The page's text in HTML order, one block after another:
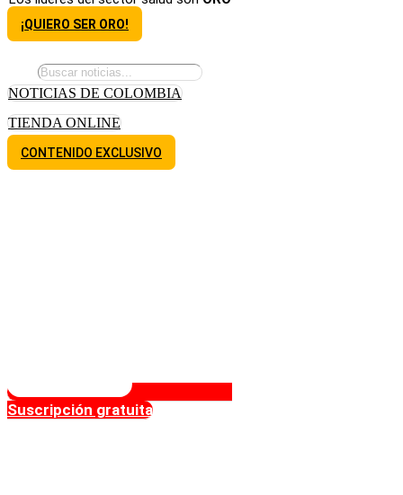
¡QUIERO SER ORO!
NOTICIAS DE COLOMBIA
TIENDA ONLINE
CONTENIDO EXCLUSIVO
Suscripción gratuita